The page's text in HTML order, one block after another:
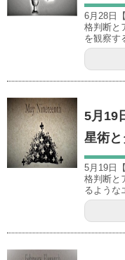
6月28日
格判断と
を観察す
5月19
星術と
5月19日
格判断と
るような